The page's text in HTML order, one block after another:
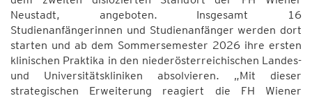
Neustadt, angeboten. Insgesamt 16
Studienanfängerinnen und Studienanfänger werden dort
starten und ab dem Sommersemester 2026 ihre ersten
klinischen Praktika in den niederösterreichischen Landes-
und Universitätskliniken absolvieren. „Mit dieser
strategischen Erweiterung reagiert die FH Wiener